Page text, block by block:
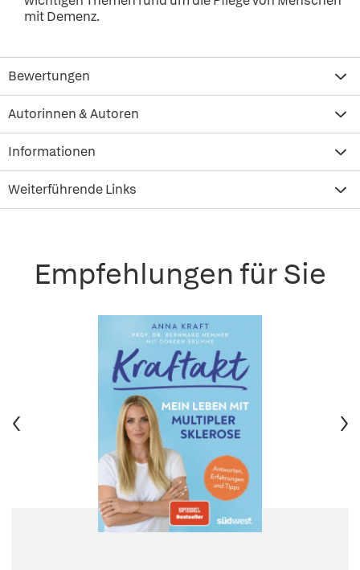
mit Demenz.
Bewertungen
Autorinnen & Autoren
Informationen
Weiterführende Links
Empfehlungen für Sie